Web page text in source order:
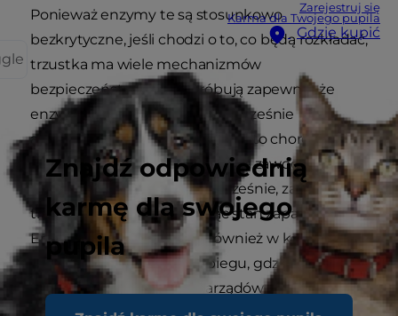
Zarejestruj się
Karma dla Twojego pupila
Gdzie kupić
Znajdź odpowiednią
karmę dla swojego
pupila
Ponieważ enzymy te są stosunkowo
bezkrytyczne, jeśli chodzi o to, co będą rozkładać,
trzustka ma wiele mechanizmów
bezpieczeństwa, które próbują zapewnić, że
enzymy te nie zostaną przedwcześnie
aktywowane. Zapalenie trzustki to choroba, w
której te środki bezpieczeństwa zawodzą, a
enzymy aktywują się zbyt wcześnie, zasadniczo
trawiąc trzustkę i powodując stan zapalny.
Enzymy trawienne mogą również w końcu
zacząć wyciekać do krwiobiegu, gdzie mogą być
przenoszone do innych narządów i powodować